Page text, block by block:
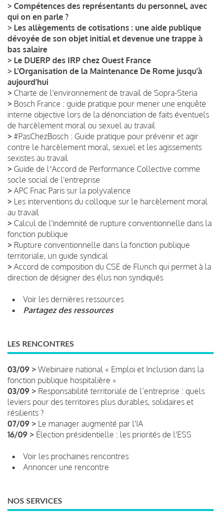
> Compétences des représentants du personnel, avec
qui on en parle ?
> Les allègements de cotisations : une aide publique
dévoyée de son objet initial et devenue une trappe à
bas salaire
> Le DUERP des IRP chez Ouest France
> L’Organisation de la Maintenance De Rome jusqu’à
aujourd’hui
> Charte de l'environnement de travail de Sopra-Steria
> Bosch France : guide pratique pour mener une enquête
interne objective lors de la dénonciation de faits éventuels
de harcèlement moral ou sexuel au travail
> #PasChezBosch : Guide pratique pour prévenir et agir
contre le harcèlement moral, sexuel et les agissements
sexistes au travail
> Guide de lʼAccord de Performance Collective comme
socle social de l'entreprise
> APC Fnac Paris sur la polyvalence
> Les interventions du colloque sur le harcèlement moral
au travail
> Calcul de l'indemnité de rupture conventionnelle dans la
fonction publique
> Rupture conventionnelle dans la fonction publique
territoriale, un guide syndical
> Accord de composition du CSE de Flunch qui permet à la
direction de désigner des élus non syndiqués
Voir les dernières ressources
Partagez des ressources
LES RENCONTRES
03/09 > Webinaire national « Emploi et Inclusion dans la
fonction publique hospitalière »
03/09 > Responsabilité territoriale de l’entreprise : quels
leviers pour des territoires plus durables, solidaires et
résilients ?
07/09 > Le manager augmenté par l'IA
16/09 > Élection présidentielle : les priorités de l'ESS
Voir les prochaines rencontres
Annoncer une rencontre
NOS SERVICES